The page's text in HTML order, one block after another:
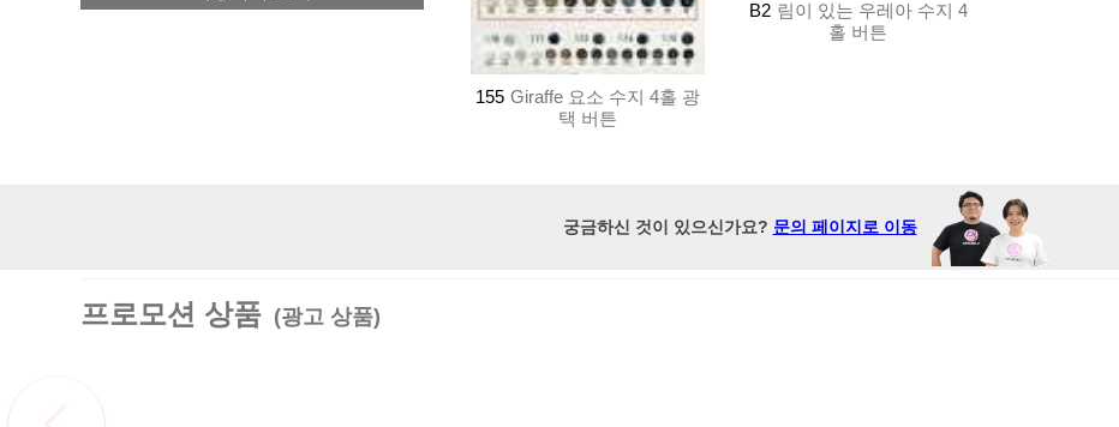
155 Giraffe 요소 수지 4홀 광
택 버튼
B2 림이 있는 우레아 수지 4
홀 버튼
궁금하신 것이 있으신가요? 문의 페이지로 이동
프로모션 상품 (광고 상품)